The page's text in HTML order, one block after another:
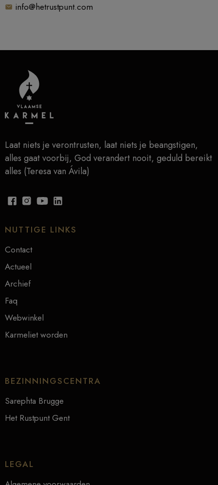
info@hetrustpunt.com
Laat niets je verontrusten, laat niets je beangstigen,
alles gaat voorbij, God verandert nooit, geduld bereikt
alles (Teresa van Ávila)
NUTTIGE LINKS
Contact
Actueel
Archief
Faq
Webwinkel
Karmeliet worden
BEZINNINGSCENTRA
Sarephta Brugge
Het Rustpunt Gent
LEGAL